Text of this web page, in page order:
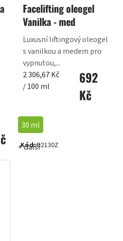
Facelifting oleogel
Vanilka - med
692
Kč
Měrná
cena:
2 306,67 Kč
/ 100 ml
Luxusní liftingový oleogel
s vanilkou a medem pro
vypnutou,...
30 ml
+ další
Kód:B2130Z